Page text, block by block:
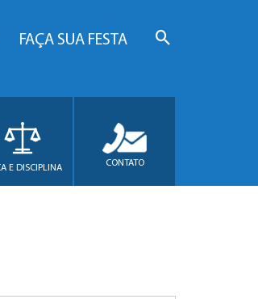
FAÇA SUA FESTA
E DISCIPLINA CONTATO